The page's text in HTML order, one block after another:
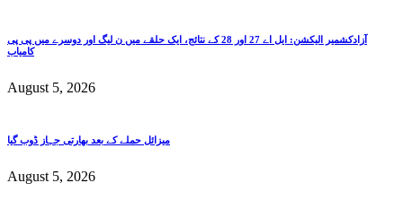
آزادکشمیر الیکشن: ایل اے 27 اور 28 کے نتائج، ایک حلقے میں ن لیگ اور دوسرے میں پی پی
کامیاب
August 5, 2026
میزائل حملے کے بعد بھارتی جہاز ڈوب گیا
August 5, 2026